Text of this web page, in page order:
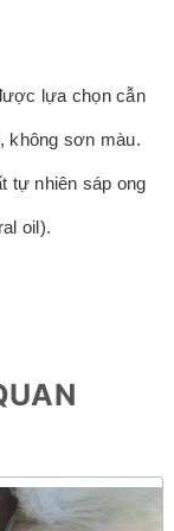
lựa chọn cẫn
không sơn màu.
tự nhiên sáp ong
oil).